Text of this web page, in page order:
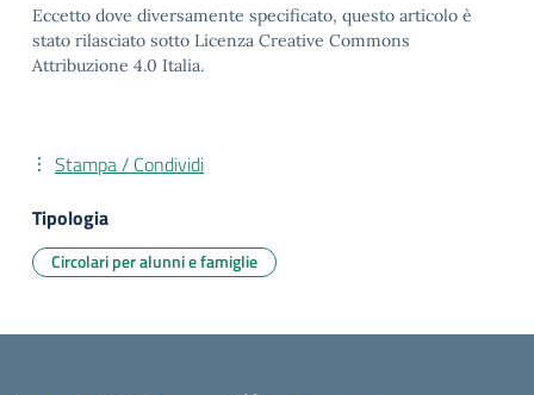
Eccetto dove diversamente specificato, questo articolo è
stato rilasciato sotto Licenza Creative Commons
Attribuzione 4.0 Italia.
Stampa / Condividi
Tipologia
Circolari per alunni e famiglie